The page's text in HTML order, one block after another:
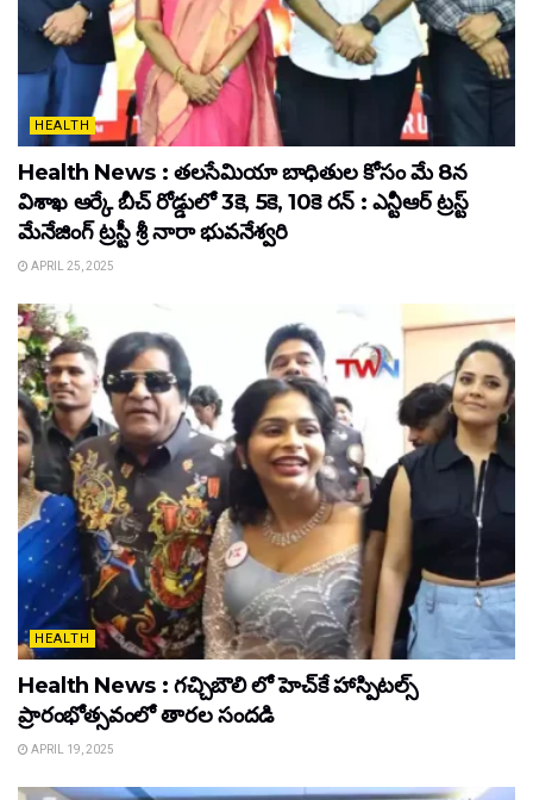
HEALTH
Health News : తలసేమియా బాధితుల కోసం మే 8న
విశాఖ ఆర్కే బీచ్‌ రోడ్డులో 3కె, 5కె, 10కె రన్‌ : ఎన్టీఆర్‌ ట్రస్ట్‌
మేనేజింగ్‌ ట్రస్టీ శ్రీ నారా భువనేశ్వరి
APRIL 25, 2025
HEALTH
Health News : గచ్చిబౌలి లో హెచ్‌కే హాస్పిటల్స్
ప్రారంభోత్సవంలో తారల సందడి
APRIL 19, 2025